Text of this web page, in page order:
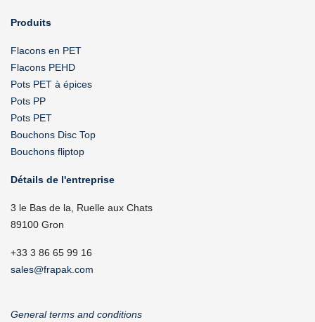
Produits
Flacons en PET
Flacons PEHD
Pots PET à épices
Pots PP
Pots PET
Bouchons Disc Top
Bouchons fliptop
Détails de l'entreprise
3 le Bas de la, Ruelle aux Chats
89100 Gron
+33 3 86 65 99 16
sales@frapak.com
General terms and conditions